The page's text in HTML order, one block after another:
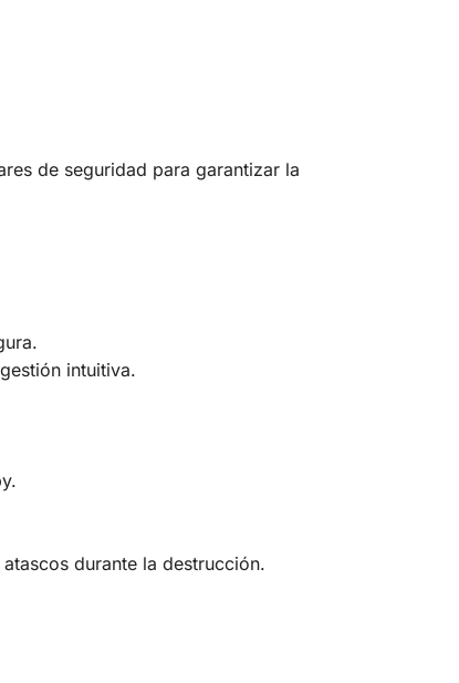
de seguridad para garantizar la
intuitiva.
durante la destrucción.